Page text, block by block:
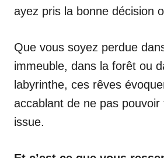
ayez pris la bonne décision
Que vous soyez perdue
immeuble, dans la forêt ou
labyrinthe, ces rêves
accablant de ne pas
issue.